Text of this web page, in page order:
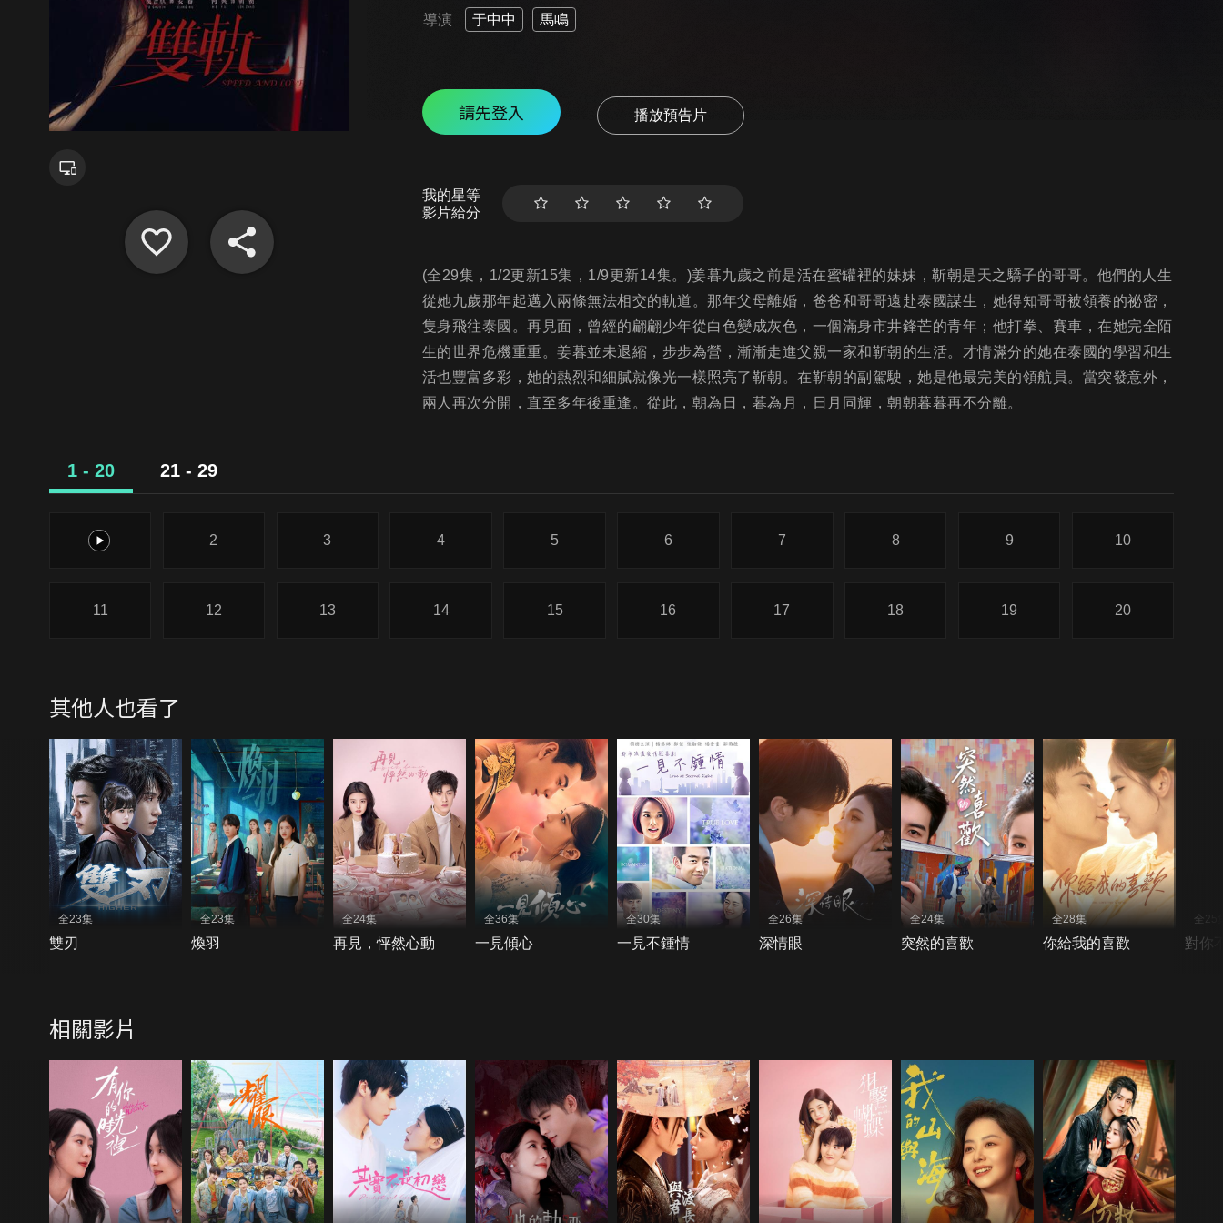
導演 于中中 馬鳴
請先登入 播放預告片
我的星等
影片給分
(全29集，1/2更新15集，1/9更新14集。)姜暮九歲之前是活在蜜罐裡的妹妹，靳朝是天之驕子的哥哥。他們的人生
從她九歲那年起邁入兩條無法相交的軌道。那年父母離婚，爸爸和哥哥遠赴泰國謀生，她得知哥哥被領養的祕密，
隻身飛往泰國。再見面，曾經的翩翩少年從白色變成灰色，一個滿身市井鋒芒的青年；他打拳、賽車，在她完全陌
生的世界危機重重。姜暮並未退縮，步步為營，漸漸走進父親一家和靳朝的生活。才情滿分的她在泰國的學習和生
活也豐富多彩，她的熱烈和細膩就像光一樣照亮了靳朝。在靳朝的副駕駛，她是他最完美的領航員。當突發意外，
兩人再次分開，直至多年後重逢。從此，朝為日，暮為月，日月同輝，朝朝暮暮再不分離。
1 - 20 21 - 29
1 2 3 4 5 6 7 8 9 10
11 12 13 14 15 16 17 18 19 20
其他人也看了
全23集
雙刃
全23集
煥羽
全24集
再見，怦然心動
全36集
一見傾心
全30集
一見不鍾情
全26集
深情眼
全24集
突然的喜歡
全28集
你給我的喜歡
全25
對你
相關影片